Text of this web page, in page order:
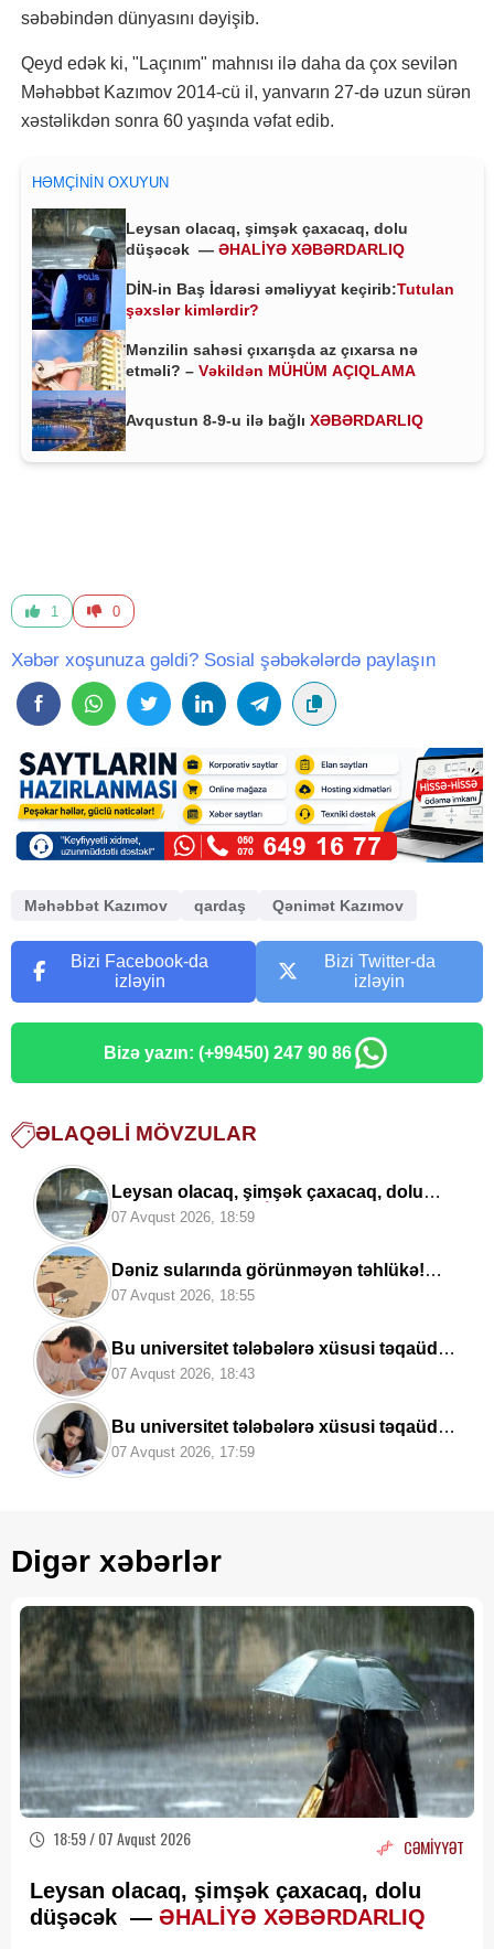
səbəbindən dünyasını dəyişib.
Qeyd edək ki, "Laçınım" mahnısı ilə daha da çox sevilən
Məhəbbət Kazımov 2014-cü il, yanvarın 27-də uzun sürən
xəstəlikdən sonra 60 yaşında vəfat edib.
HƏMÇININ OXUYUN
Leysan olacaq, şimşək çaxacaq, dolu
düşəcək — ƏHALİYƏ XƏBƏRDARLIQ
DİN-in Baş İdarəsi əməliyyat keçirib:Tutulan
şəxslər kimlərdir?
Mənzilin sahəsi çıxarışda az çıxarsa nə
etməli? – Vəkildən MÜHÜM AÇIQLAMA
Avqustun 8-9-u ilə bağlı XƏBƏRDARLIQ
1 0
Xəbər xoşunuza gəldi? Sosial şəbəkələrdə paylaşın
Məhəbbət Kazımov qardaş Qənimət Kazımov
Bizi Facebook-da
izləyin
Bizi Twitter-da
izləyin
Bizə yazın: (+99450) 247 90 86
ƏLAQƏLI MÖVZULAR
Leysan olacaq, şimşək çaxacaq, dolu
düşəcək — ƏHALİYƏ XƏBƏRDARLIQ
07 Avqust 2026, 18:59
Dəniz sularında görünməyən təhlükə!
Həkimlər XƏBƏRDARLIQ edir
07 Avqust 2026, 18:55
Bu universitet tələbələrə xüsusi təqaüd
ayırdı –ayda 200 AZN
07 Avqust 2026, 18:43
Bu universitet tələbələrə xüsusi təqaüd
ayırdı -ayda 200 AZN
07 Avqust 2026, 17:59
Digər xəbərlər
18:59 / 07 Avqust 2026 CƏMİYYƏT
Leysan olacaq, şimşək çaxacaq, dolu
düşəcək — ƏHALİYƏ XƏBƏRDARLIQ